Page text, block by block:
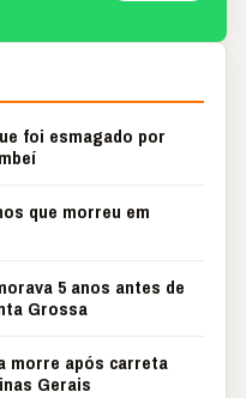
foi esmagado por
que morreu em
5 anos antes de
Grossa
morre após carreta
Gerais